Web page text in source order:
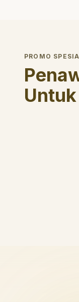
PROMO